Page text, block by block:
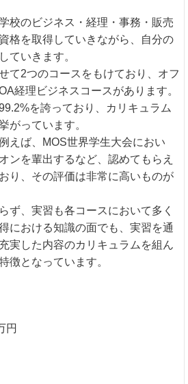
校のビジネス・経理・事務・販売
格を取得していきながら、自分の
ていきます。
て2つのコースをもけており、オフ
経理ビジネスコースがあります。
を誇っており、カリキュラム
がっています。
えば、MOS世界学生大会におい
ンを輩出するなど、認めてもらえ
り、その評価は非常に高いものが
ず、実習も各コースにおいて多く
における知識の面でも、実習を通
実した内容のカリキュラムを組ん
徴となっています。
円